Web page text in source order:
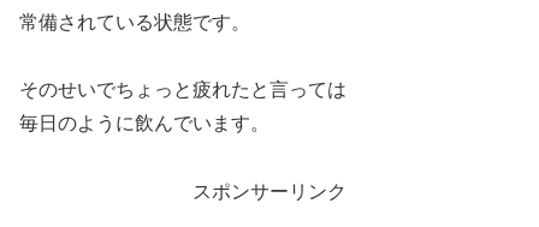
常備されている状態です。
そのせいでちょっと疲れたと言っては
毎日のように飲んでいます。
スポンサーリンク